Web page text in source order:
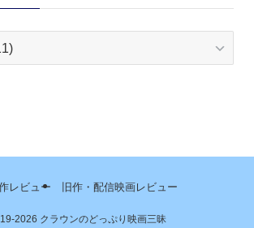
レビュー 旧作・配信映画レビュー
2026 クラウンのどっぷり映画三昧